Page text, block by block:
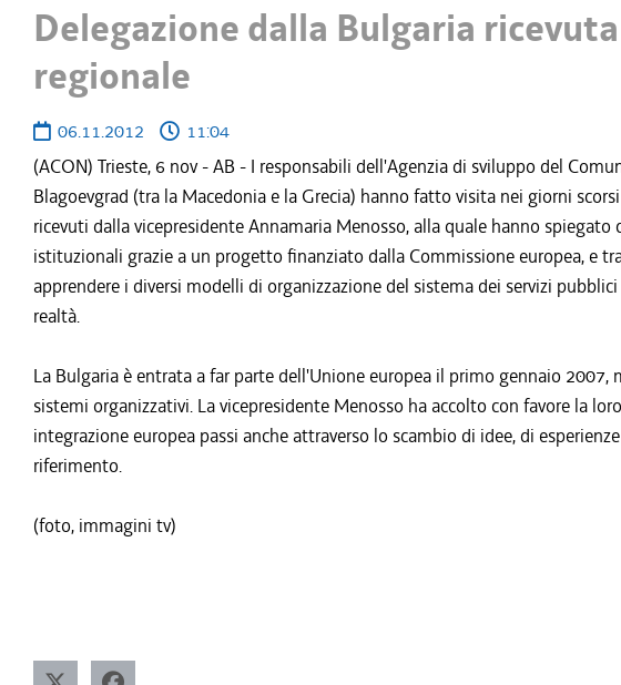
Delegazione dalla Bulgaria
regionale
06.11.2012
11:04
(ACON) Trieste, 6 nov - AB - I responsabili dell'Agenzia di sviluppo del
Blagoevgrad (tra la Macedonia e la Grecia) hanno fatto visita nei giorni
ricevuti dalla vicepresidente Annamaria Menosso, alla quale hanno
istituzionali grazie a un progetto finanziato dalla Commissione europea, e
apprendere i diversi modelli di organizzazione del sistema dei servizi
realtà.
La Bulgaria è entrata a far parte dell'Unione europea il primo gennaio 2007,
sistemi organizzativi. La vicepresidente Menosso ha accolto con favore la
integrazione europea passi anche attraverso lo scambio di idee, di
riferimento.
(foto, immagini tv)